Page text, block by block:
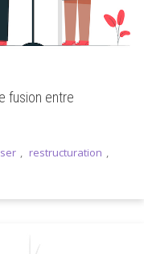
fusion entre
, restructuration ,